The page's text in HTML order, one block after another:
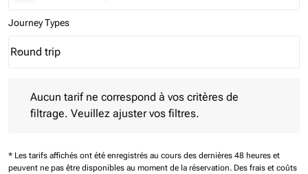
Journey Types
Journey Types option Round trip Selected
Round trip
keyboard_arrow_down
Aucun tarif ne correspond à vos critères de
filtrage. Veuillez ajuster vos filtres.
* Les tarifs affichés ont été enregistrés au cours des dernières 48 heures et
peuvent ne pas être disponibles au moment de la réservation. Des frais et coûts